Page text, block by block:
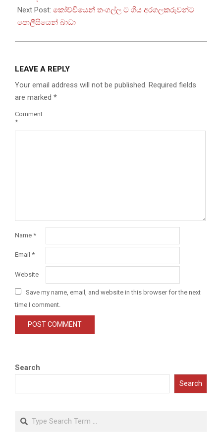
Next Post: කෝච්චියෙන් තංගල්ල ට ගිය අරගලකරුවන්ට
පොලීසියෙන් බාධා
LEAVE A REPLY
Your email address will not be published. Required fields
are marked *
Comment
*
Name *
Email *
Website
Save my name, email, and website in this browser for the next
time I comment.
Search
Search
Search